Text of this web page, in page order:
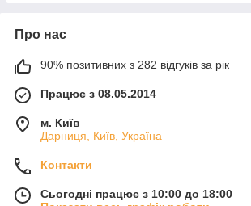
Про нас
90% позитивних з 282 відгуків за рік
Працює з 08.05.2014
м. Київ
Дарниця, Київ, Україна
Контакти
Сьогодні працює з 10:00 до 18:00